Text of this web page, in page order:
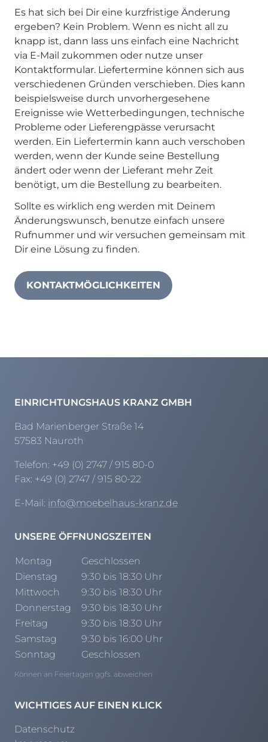
Es hat sich bei Dir eine kurzfristige Änderung
ergeben? Kein Problem. Wenn es nicht all zu
knapp ist, dann lass uns einfach eine Nachricht
via E-Mail zukommen oder nutze unser
Kontaktformular. Liefertermine können sich aus
verschiedenen Gründen verschieben. Dies kann
beispielsweise durch unvorhergesehene
Ereignisse wie Wetterbedingungen, technische
Probleme oder Lieferengpässe verursacht
werden. Ein Liefertermin kann auch verschoben
werden, wenn der Kunde seine Bestellung
ändert oder wenn der Lieferant mehr Zeit
benötigt, um die Bestellung zu bearbeiten.
Sollte es wirklich eng werden mit Deinem
Änderungswunsch, benutze einfach unsere
Rufnummer und wir versuchen gemeinsam mit
Dir eine Lösung zu finden.
KONTAKTMÖGLICHKEITEN
EINRICHTUNGSHAUS KRANZ GMBH
Bad Marienberger Straße 14
57583 Nauroth
Telefon: +49 (0) 2747 / 915 80-0
Fax: +49 (0) 2747 / 915 80-22
E-Mail: info@moebelhaus-kranz.de
UNSERE ÖFFNUNGSZEITEN
Montag
Geschlossen
Dienstag
9:30 bis 18:30 Uhr
Mittwoch
9:30 bis 18:30 Uhr
Donnerstag
9:30 bis 18:30 Uhr
Freitag
9:30 bis 18:30 Uhr
Samstag
9:30 bis 16:00 Uhr
Sonntag
Geschlossen
Können an Feiertagen ggfs. abweichen
WICHTIGES AUF EINEN KLICK
Datenschutz